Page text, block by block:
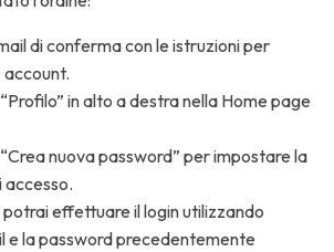
di conferma con le istruzioni per
in alto a destra nella Home page
nuova password” per impostare la
accesso.
effettuare il login utilizzando
e la password precedentemente